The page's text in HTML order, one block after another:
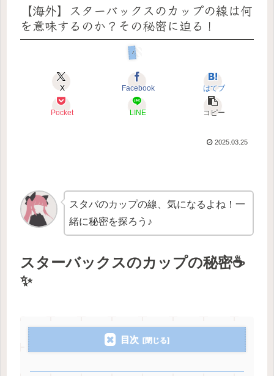
【海外】スターバックスのカップの線は何
を意味するのか？その秘密に迫る！
小ネタ
X Facebook はてブ
Pocket LINE コピー
2025.03.25
スタバのカップの線、気になるよね！一
緒に秘密を探ろう♪
スターバックスのカップの秘密☕️
✨
目次